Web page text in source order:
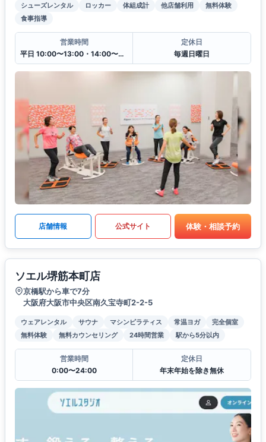
シューズレンタル ロッカー 体組成計 他店舗利用
無料体験
食事指導
営業時間
平日 10:00〜13:00・14:00〜20:00
定休日
毎週日曜日
店舗情報 公式サイト 体験・相談予約
ソエル堺筋本町店
京橋駅から車で7分
大阪府大阪市中央区南久宝寺町2-2-5
ウェアレンタル サウナ マシンピラティス 常温ヨガ
完全個室
無料体験
無料カウンセリング 24時間営業 駅から5分以内
営業時間
0:00〜24:00
定休日
年末年始を除き無休